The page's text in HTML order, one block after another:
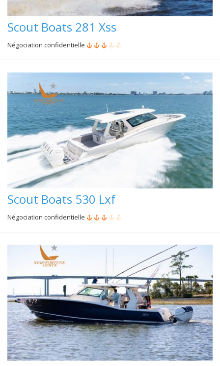
Scout Boats 281 Xss
Négociation confidentielle
Scout Boats 530 Lxf
Négociation confidentielle